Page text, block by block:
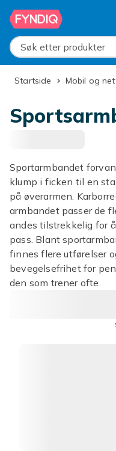
Hopp til
Søk etter produkter
Startside Mobil og
Sportarmbandet
klump i ficken til en
på øverarmen.
armbandet passer de
andes tilstrekkelig for
pass. Blant
finnes flere utførelser
bevegelsefrihet for
den som trener ofte.